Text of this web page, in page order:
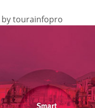
bytourainfopro